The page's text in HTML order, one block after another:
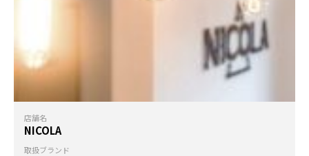
店舗名
NICOLA
取扱ブランド